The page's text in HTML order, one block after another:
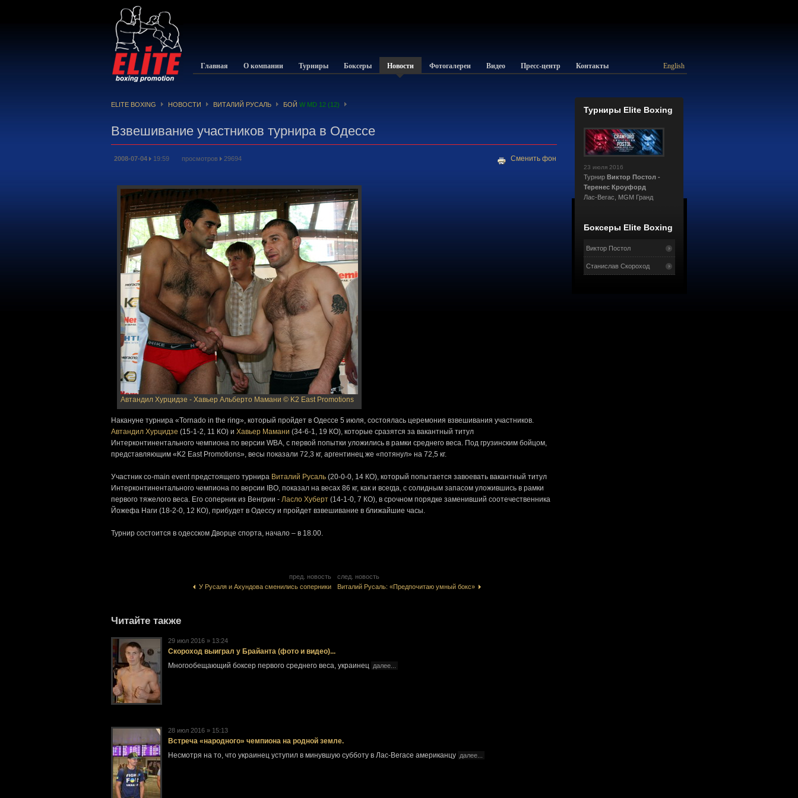
Главная О компании Турниры Боксеры Новости Фотогалереи Видео Пресс-центр Контакты English
ELITE BOXING НОВОСТИ ВИТАЛИЙ РУСАЛЬ БОЙ W MD 12 (12)
Взвешивание участников турнира в Одессе
2008-07-04 19:59 просмотров 29694 Сменить фон
Автандил Хурцидзе - Хавьер Альберто Мамани © K2 East Promotions
Накануне турнира «Tornado in the ring», который пройдет в Одессе 5 июля, состоялась церемония взвешивания участников.
Автандил Хурцидзе (15-1-2, 11 КО) и Хавьер Мамани (34-6-1, 19 КО), которые сразятся за вакантный титул
Интерконтинентального чемпиона по версии WBA, с первой попытки уложились в рамки среднего веса. Под грузинским бойцом,
представляющим «K2 East Promotions», весы показали 72,3 кг, аргентинец же «потянул» на 72,5 кг.
Участник co-main event предстоящего турнира Виталий Русаль (20-0-0, 14 КО), который попытается завоевать вакантный титул
Интерконтинентального чемпиона по версии IBO, показал на весах 86 кг, как и всегда, с солидным запасом уложившись в рамки
первого тяжелого веса. Его соперник из Венгрии - Ласло Хуберт (14-1-0, 7 КО), в срочном порядке заменивший соотечественника
Йожефа Наги (18-2-0, 12 КО), прибудет в Одессу и пройдет взвешивание в ближайшие часы.
Турнир состоится в одесском Дворце спорта, начало – в 18.00.
пред. новость
У Русаля и Ахундова сменились соперники
след. новость
Виталий Русаль: «Предпочитаю умный бокс»
Читайте также
29 июл 2016 » 13:24
Скороход выиграл у Брайанта (фото и видео)...
Многообещающий боксер первого среднего веса, украинец далее...
28 июл 2016 » 15:13
Встреча «народного» чемпиона на родной земле.
Несмотря на то, что украинец уступил в минувшую субботу в Лас-Вегасе американцу далее...
Турниры Elite Boxing
23 июля 2016
Турнир Виктор Постол -
Теренес Кроуфорд
Лас-Вегас, MGM Гранд
Боксеры Elite Boxing
Виктор Постол
Станислав Скороход